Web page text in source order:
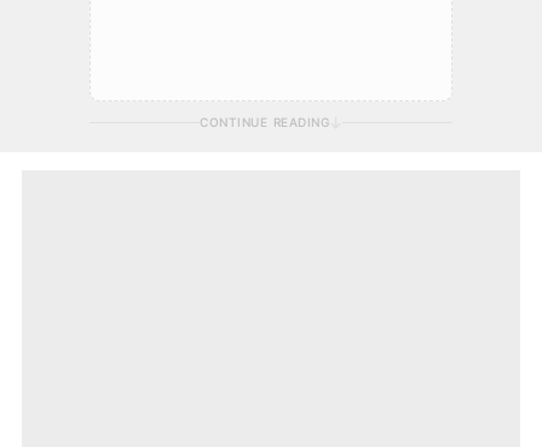
CONTINUE READING